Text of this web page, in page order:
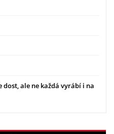
ale ne každá vyrábí i na